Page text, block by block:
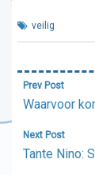
veilig
Bericht
Prev Post
Waarvoor
Next Post
Tante Nino: